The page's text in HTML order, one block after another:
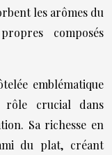
les arômes du
composés
emblématique
rôle crucial dans
Sa richesse en
du plat, créant